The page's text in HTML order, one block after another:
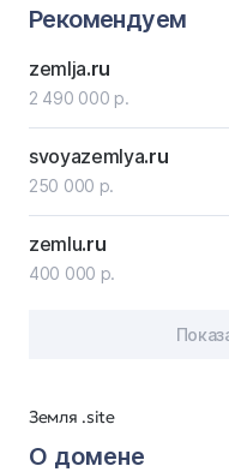
Земля .site
О домене
Рекомендуем
zemlja.ru
2 490 000 р.
svoyazemlya.ru
250 000 р.
zemlu.ru
400 000 р.